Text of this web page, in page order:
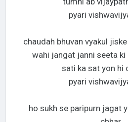
pyari
chaudah bhuvan vyakul
wahi jangat janni seeta ki
sati ka sat yon hi
pyari
ho sukh se paripurn jagat